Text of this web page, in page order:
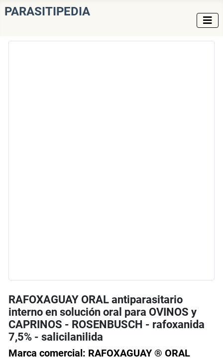
PARASITIPEDIA
RAFOXAGUAY ORAL antiparasitario
interno en solución oral para OVINOS y
CAPRINOS - ROSENBUSCH - rafoxanida
7,5% - salicilanilida
Marca comercial: RAFOXAGUAY ® ORAL